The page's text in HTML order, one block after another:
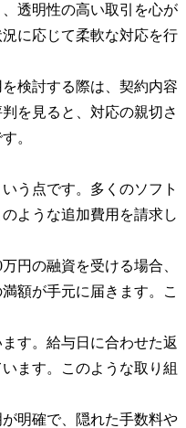
透明性の高い取引を心が
に応じて柔軟な対応を行
検討する際は、契約内容
を見ると、対応の親切さ
。
う点です。多くのソフト
ような追加費用を請求し
円の融資を受ける場合、
額が手元に届きます。こ
す。給与日に合わせた返
ます。このような取り組
明確で、隠れた手数料や